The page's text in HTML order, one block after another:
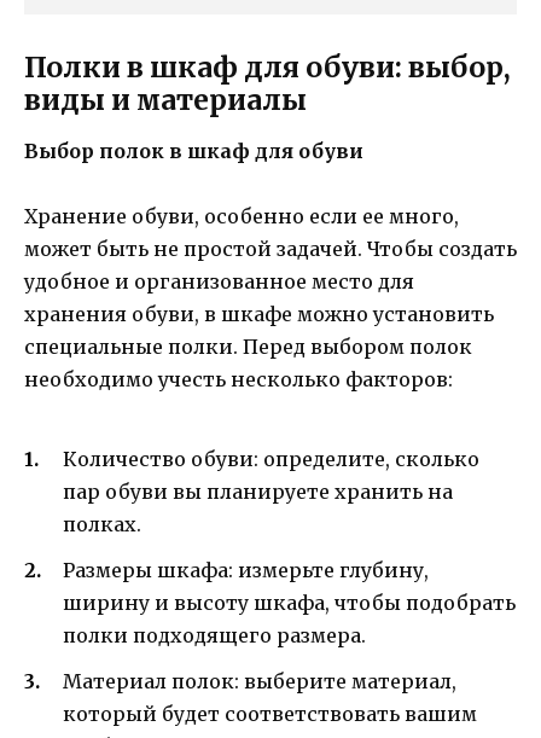
Полки в шкаф для обуви: выбор,
виды и материалы
Выбор полок в шкаф для обуви
Хранение обуви, особенно если ее много,
может быть не простой задачей. Чтобы создать
удобное и организованное место для
хранения обуви, в шкафе можно установить
специальные полки. Перед выбором полок
необходимо учесть несколько факторов:
Количество обуви: определите, сколько
пар обуви вы планируете хранить на
полках.
Размеры шкафа: измерьте глубину,
ширину и высоту шкафа, чтобы подобрать
полки подходящего размера.
Материал полок: выберите материал,
который будет соответствовать вашим